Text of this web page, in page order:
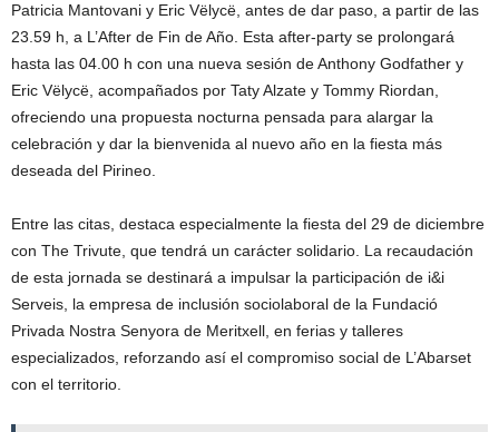
Patricia Mantovani y Eric Vëlycë, antes de dar paso, a partir de las
23.59 h, a L’After de Fin de Año. Esta after-party se prolongará
hasta las 04.00 h con una nueva sesión de Anthony Godfather y
Eric Vëlycë, acompañados por Taty Alzate y Tommy Riordan,
ofreciendo una propuesta nocturna pensada para alargar la
celebración y dar la bienvenida al nuevo año en la fiesta más
deseada del Pirineo.
Entre las citas, destaca especialmente la fiesta del 29 de diciembre
con The Trivute, que tendrá un carácter solidario. La recaudación
de esta jornada se destinará a impulsar la participación de i&i
Serveis, la empresa de inclusión sociolaboral de la Fundació
Privada Nostra Senyora de Meritxell, en ferias y talleres
especializados, reforzando así el compromiso social de L’Abarset
con el territorio.